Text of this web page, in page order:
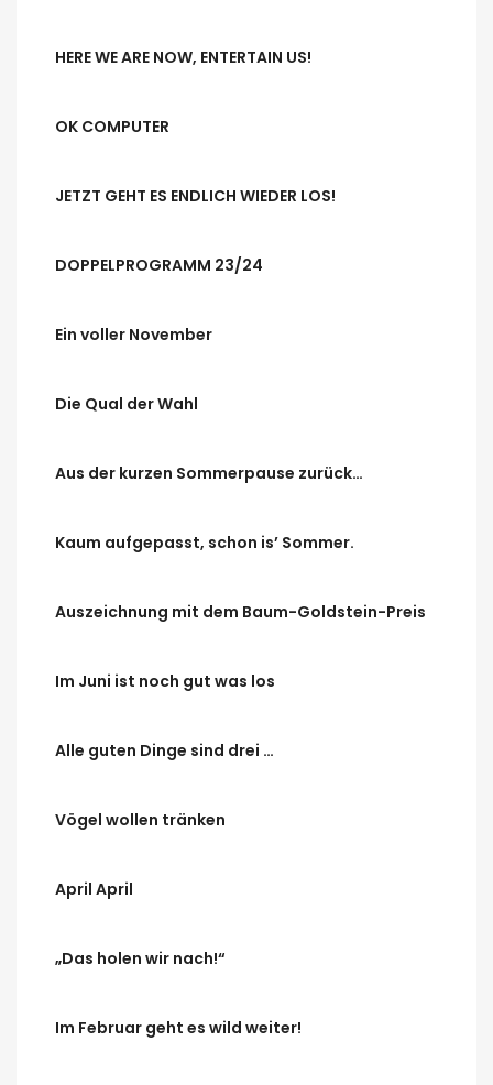
HERE WE ARE NOW, ENTERTAIN US!
OK COMPUTER
JETZT GEHT ES ENDLICH WIEDER LOS!
DOPPELPROGRAMM 23/24
Ein voller November
Die Qual der Wahl
Aus der kurzen Sommerpause zurück…
Kaum aufgepasst, schon is’ Sommer.
Auszeichnung mit dem Baum-Goldstein-Preis
Im Juni ist noch gut was los
Alle guten Dinge sind drei …
Vögel wollen tränken
April April
„Das holen wir nach!“
Im Februar geht es wild weiter!